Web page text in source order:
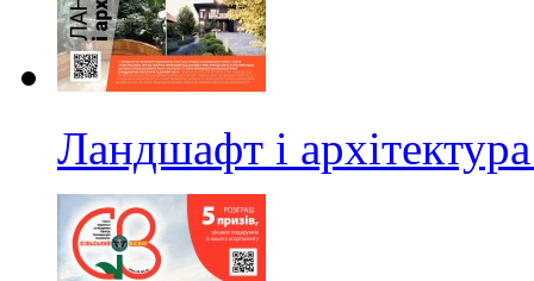
Ландшафт і архітектура